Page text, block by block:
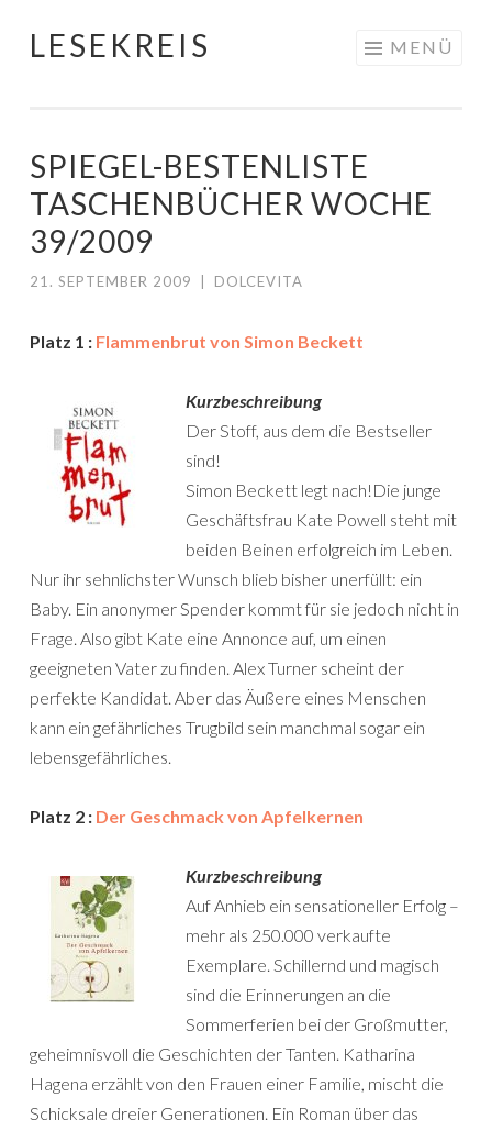
Springe
LESEKREIS MENÜ
SPIEGEL-BESTENLISTE
TASCHENBÜCHER WOCHE
39/2009
21. SEPTEMBER 2009 DOLCEVITA
Platz 1 : Flammenbrut von Simon Beckett
Kurzbeschreibung
Der Stoff, aus dem die Bestseller
sind!
Simon Beckett legt nach!Die junge
Geschäftsfrau Kate Powell steht mit
beiden Beinen erfolgreich im Leben.
Nur ihr sehnlichster Wunsch blieb bisher unerfüllt: ein
Baby. Ein anonymer Spender kommt für sie jedoch nicht in
Frage. Also gibt Kate eine Annonce auf, um einen
geeigneten Vater zu finden. Alex Turner scheint der
perfekte Kandidat. Aber das Äußere eines Menschen
kann ein gefährliches Trugbild sein manchmal sogar ein
lebensgefährliches.
Platz 2 : Der Geschmack von Apfelkernen
Kurzbeschreibung
Auf Anhieb ein sensationeller Erfolg –
mehr als 250.000 verkaufte
Exemplare. Schillernd und magisch
sind die Erinnerungen an die
Sommerferien bei der Groß­mutter,
geheimnisvoll die Geschichten der Tanten. Katharina
Hagena erzählt von den Frauen einer Familie, mischt die
Schicksale dreier Generationen. Ein Roman über das